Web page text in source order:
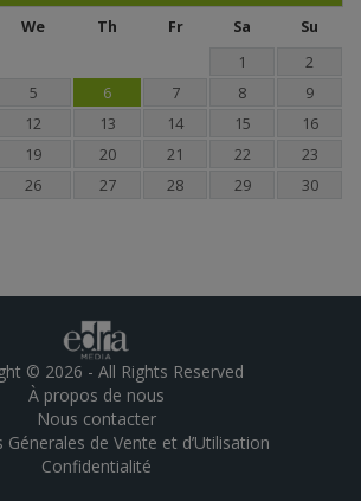
We Th Fr Sa
Su
1
2
5 6 7 8
9
12 13 14 15
16
19 20 21 22
23
26 27 28 29
30
© 2026 - All Rights Reserved
À propos de nous
Nous contacter
Génerales de Vente et d’Utilisation
Confidentialité